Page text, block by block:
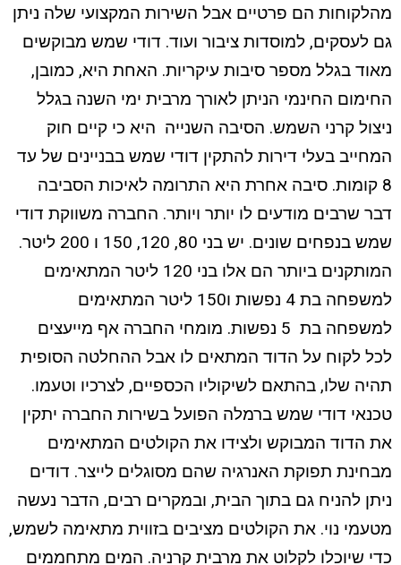
מהלקוחות הם פרטיים אבל השירות המקצועי שלה ניתן
גם לעסקים, למוסדות ציבור ועוד. דודי שמש מבוקשים
מאוד בגלל מספר סיבות עיקריות. האחת היא, כמובן,
החימום החינמי הניתן לאורך מרבית ימי השנה בגלל
ניצול קרני השמש. הסיבה השנייה היא כי קיים חוק
המחייב בעלי דירות להתקין דודי שמש בבניינים של עד
8 קומות. סיבה אחרת היא התרומה לאיכות הסביבה
דבר שרבים מודעים לו יותר ויותר. החברה משווקת דודי
שמש בנפחים שונים. יש בני 80, 120, 150 ו 200 ליטר.
המותקנים ביותר הם אלו בני 120 ליטר המתאימים
למשפחה בת 4 נפשות ו150 ליטר המתאימים
למשפחה בת 5 נפשות. מומחי החברה אף מייעצים
לכל לקוח על הדוד המתאים לו אבל ההחלטה הסופית
תהיה שלו, בהתאם לשיקוליו הכספיים, לצרכיו וטעמו.
טכנאי דודי שמש ברמלה הפועל בשירות החברה יתקין
את הדוד המבוקש ולצידו את הקולטים המתאימים
מבחינת תפוקת האנרגיה שהם מסוגלים לייצר. דודים
ניתן להניח גם בתוך הבית, ובמקרים רבים, הדבר נעשה
מטעמי נוי. את הקולטים מציבים בזווית מתאימה לשמש,
כדי שיוכלו לקלוט את מרבית קרניה. המים מתחממים